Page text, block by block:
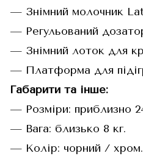
— Знімний молочник
— Регульований
— Знімний лоток для
— Платформа для
Габарити та інше:
— Розміри: приблизно
— Вага: близько 8 кг.
— Колір: чорний / хром.